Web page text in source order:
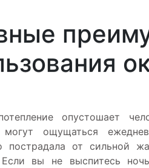
опустошает
могут ощущаться
пострадала от сильной
Если вы не выспитесь